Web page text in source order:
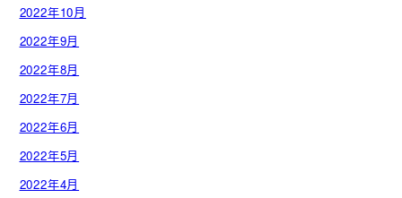
2022年10月
2022年9月
2022年8月
2022年7月
2022年6月
2022年5月
2022年4月